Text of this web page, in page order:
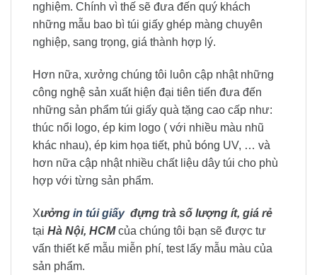
nghiệm. Chính vì thế sẽ đưa đến quý khách
những mẫu bao bì túi giấy ghép màng chuyên
nghiệp, sang trọng, giá thành hợp lý.
Hơn nữa, xưởng chúng tôi luôn cập nhật những
công nghệ sản xuất hiện đại tiên tiến đưa đến
những sản phẩm túi giấy quà tặng cao cấp như:
thúc nổi logo, ép kim logo ( với nhiều màu nhũ
khác nhau), ép kim họa tiết, phủ bóng UV, … và
hơn nữa cập nhật nhiều chất liệu dây túi cho phù
hợp với từng sản phẩm.
Xưởng in túi giấyđựng trà số lượng ít, giá rẻ
tại Hà Nội, HCM của chúng tôi bạn sẽ được tư
vấn thiết kế mẫu miễn phí, test lấy mẫu màu của
sản phẩm.